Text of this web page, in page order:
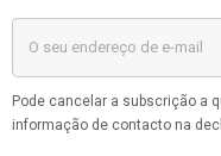
Pode cancelar a subscrição a
informação de contacto na